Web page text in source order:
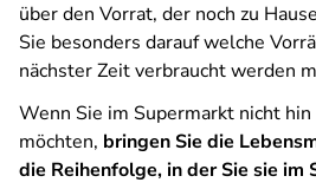
über den Vorrat, der noch zu
Sie besonders darauf welche
nächster Zeit verbraucht werden
Wenn Sie im Supermarkt nicht
möchten, bringen Sie die
die Reihenfolge, in der Sie sie im